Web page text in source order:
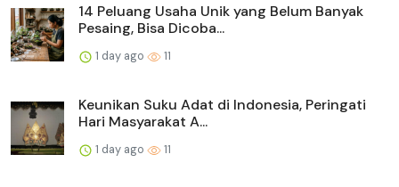
14 Peluang Usaha Unik yang Belum Banyak
Pesaing, Bisa Dicoba...
1 day ago 11
Keunikan Suku Adat di Indonesia, Peringati
Hari Masyarakat A...
1 day ago 11